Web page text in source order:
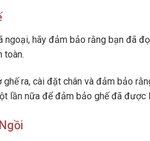
ngoại, hãy đảm bảo rằng bạn đã
toàn.
ra, cài đặt chân và đảm bảo
lần nữa để đảm bảo ghế đã được